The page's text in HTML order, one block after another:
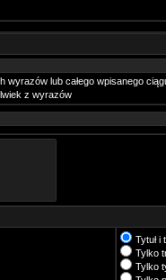
wyrazów lub całego wpisanego
z wyrazów
Tytuł i
Tylko
Tylko